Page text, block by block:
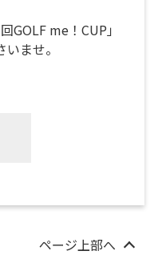
GOLF me！CUP」
ませ。
ページ上部へ